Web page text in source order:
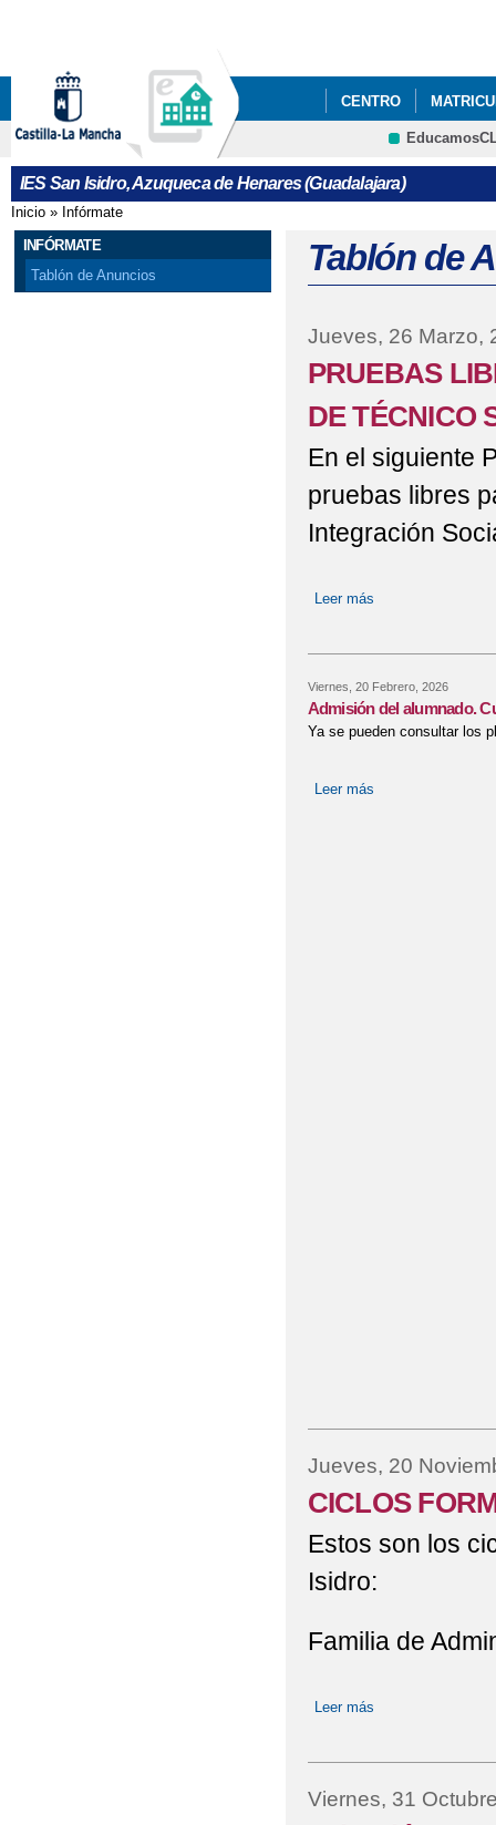
CENTRO
PODCAST ONDASANI
EXÁMENES PARA
CRFP
IES San Isidro, Azuqueca de Henares (Guadalajara)
Se encuentra usted aquí
Inicio » Infórmate
INFÓRMATE
Tablón de Anuncios
Tablón de
Jueves, 26 Marzo,
PRUEBAS
DE TÉCNICO
En el siguiente
pruebas libres
Integración
Leer más
Viernes, 20 Febrero, 2026
Admisión del alumnado.
Ya se pueden consultar los
Leer más
Jueves, 20
CICLOS
Estos son los
Isidro:
Familia de
Leer más
Viernes, 31